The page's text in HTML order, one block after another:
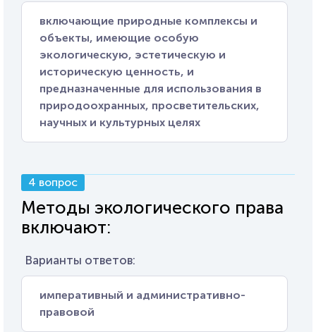
включающие природные комплексы и
объекты, имеющие особую
экологическую, эстетическую и
историческую ценность, и
предназначенные для использования в
природоохранных, просветительских,
научных и культурных целях
4 вопрос
Методы экологического права
включают:
Варианты ответов:
императивный и административно-
правовой